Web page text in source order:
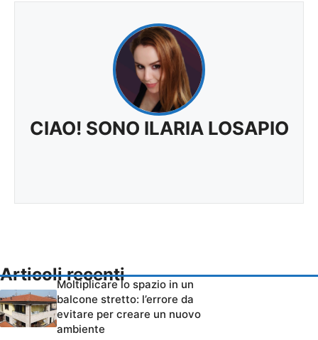
CIAO! SONO ILARIA LOSAPIO
Articoli recenti
Moltiplicare lo spazio in un
balcone stretto: l’errore da
evitare per creare un nuovo
ambiente